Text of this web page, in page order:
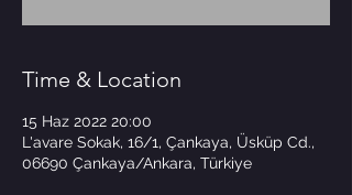
Time & Location
15 Haz 2022 20:00
L'avare Sokak, 16/1, Çankaya, Üsküp Cd.,
06690 Çankaya/Ankara, Türkiye